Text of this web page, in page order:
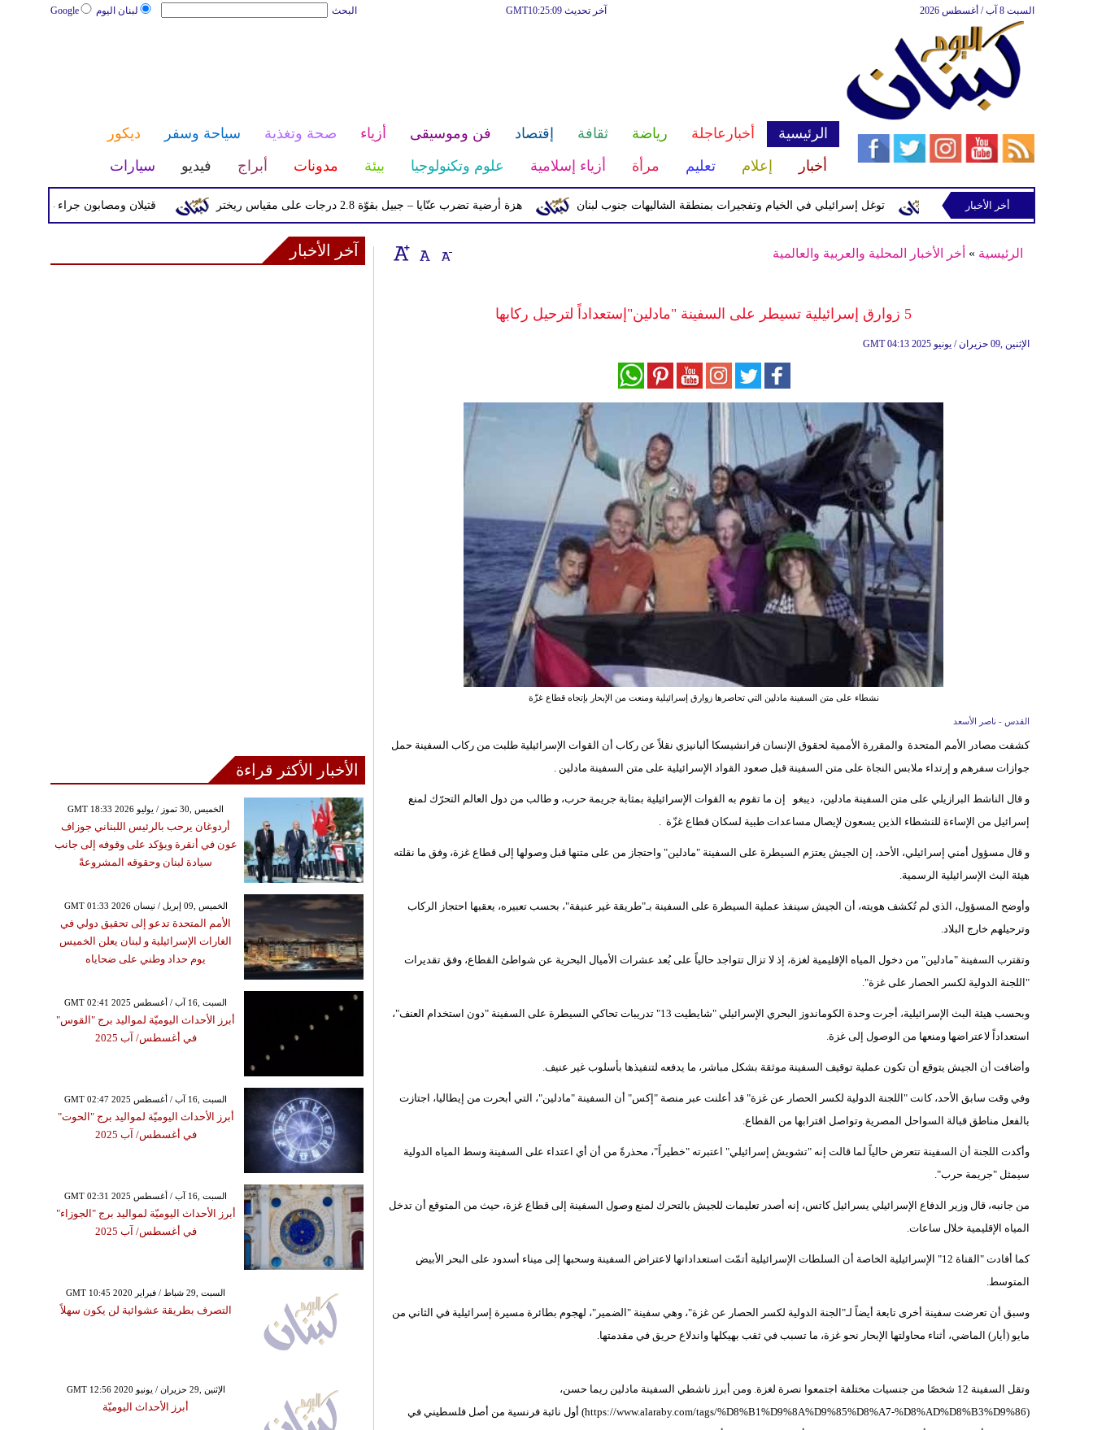
لبنان اليوم Google البحث آخر تحديث GMT10:25:09 السبت 8 آب / أغسطس 2026
الرئيسية أخبارعاجلة رياضة ثقافة إقتصاد فن وموسيقى أزياء صحة وتغذية سياحة وسفر
ديكور
أخبار
إعلام تعليم مرأة أزياء إسلامية علوم وتكنولوجيا بيئة مدونات أبراج فيديو سيارات
قتيلان ومصابون جراء 14 غارة إسرائيلية على شرق وجنوب لبنان هزة أرضية تضرب عنّايا – جبيل بقوّة 2.8 درجات على مقياس ريختر توغل إسرائيلي في الخيام وتفجيرات بمنطقة الشاليهات جنوب لبنان في رب ثلاثين
أخر الأخبار
الرئيسية » أخر الأخبار المحلية والعربية والعالمية
5 زوارق إسرائيلية تسيطر على السفينة "مادلين"إستعداداً لترحيل ركابها
GMT 04:13 2025 الإثنين ,09 حزيران / يونيو
نشطاء على متن السفينة مادلين التي تحاصرها زوارق إسرائيلية ومنعت من الإبحار بإتجاه قطاع غزّة
القدس - ناصر الأسعد
كشفت مصادر الأمم المتحدة والمقررة الأممية لحقوق الإنسان فرانشيسكا ألبانيزي نقلاً عن ركاب أن القوات الإسرائيلية طلبت من ركاب السفينة حمل
جوازات سفرهم و إرتداء ملابس النجاة على متن السفينة قبل صعود القواد الإسرائيلية على متن السفينة مادلين .
و قال الناشط البرازيلي على متن السفينة مادلين، ديبغو إن ما تقوم به القوات الإسرائيلية بمثابة جريمة حرب، و طالب من دول العالم التحرّك لمنع
إسرائيل من الإساءة للنشطاء الذين يسعون لإيصال مساعدات طبية لسكان قطاع غزّة .
و قال مسؤول أمني إسرائيلي، الأحد، إن الجيش يعتزم السيطرة على السفينة "مادلين" واحتجاز من على متنها قبل وصولها إلى قطاع غزة، وفق ما نقلته
هيئة البث الإسرائيلية الرسمية.
وأوضح المسؤول، الذي لم تُكشف هويته، أن الجيش سينفذ عملية السيطرة على السفينة بـ"طريقة غير عنيفة"، بحسب تعبيره، يعقبها احتجاز الركاب
وترحيلهم خارج البلاد.
وتقترب السفينة "مادلين" من دخول المياه الإقليمية لغزة، إذ لا تزال تتواجد حالياً على بُعد عشرات الأميال البحرية عن شواطئ القطاع، وفق تقديرات
"اللجنة الدولية لكسر الحصار على غزة".
وبحسب هيئة البث الإسرائيلية، أجرت وحدة الكوماندوز البحري الإسرائيلي "شايطيت 13" تدريبات تحاكي السيطرة على السفينة "دون استخدام العنف"،
استعداداً لاعتراضها ومنعها من الوصول إلى غزة.
وأضافت أن الجيش يتوقع أن تكون عملية توقيف السفينة موثقة بشكل مباشر، ما يدفعه لتنفيذها بأسلوب غير عنيف.
وفي وقت سابق الأحد، كانت "اللجنة الدولية لكسر الحصار عن غزة" قد أعلنت عبر منصة "إكس" أن السفينة "مادلين"، التي أبحرت من إيطاليا، اجتازت
بالفعل مناطق قبالة السواحل المصرية وتواصل اقترابها من القطاع.
وأكدت اللجنة أن السفينة تتعرض حالياً لما قالت إنه "تشويش إسرائيلي" اعتبرته "خطيراً"، محذرةً من أن أي اعتداء على السفينة وسط المياه الدولية
سيمثل "جريمة حرب".
من جانبه، قال وزير الدفاع الإسرائيلي يسرائيل كاتس، إنه أصدر تعليمات للجيش بالتحرك لمنع وصول السفينة إلى قطاع غزة، حيث من المتوقع أن تدخل
المياه الإقليمية خلال ساعات.
كما أفادت "القناة 12" الإسرائيلية الخاصة أن السلطات الإسرائيلية أتمّت استعداداتها لاعتراض السفينة وسحبها إلى ميناء أسدود على البحر الأبيض
المتوسط.
وسبق أن تعرضت سفينة أخرى تابعة أيضاً لـ"الجنة الدولية لكسر الحصار عن غزة"، وهي سفينة "الضمير"، لهجوم بطائرة مسيرة إسرائيلية في الثاني من
مايو (أيار) الماضي، أثناء محاولتها الإبحار نحو غزة، ما تسبب في ثقب بهيكلها واندلاع حريق في مقدمتها.
وتقل السفينة 12 شخصًا من جنسيات مختلفة اجتمعوا نصرة لغزة. ومن أبرز ناشطي السفينة مادلين ريما حسن،
(https://www.alaraby.com/tags/%D8%B1%D9%8A%D9%85%D8%A7-%D8%AD%D8%B3%D9%86) أول نائبة فرنسية من أصل فلسطيني في
آخر الأخبار
الأخبار الأكثر قراءة
GMT 18:33 2026 الخميس ,30 تموز / يوليو
أردوغان يرحب بالرئيس اللبناني جوزاف
عون في أنقرة ويؤكد على وقوفه إلى جانب
سيادة لبنان وحقوقه المشروعةً
GMT 01:33 2026 الخميس ,09 إبريل / نيسان
الأمم المتحدة تدعو إلى تحقيق دولي في
الغارات الإسرائيلية و لبنان يعلن الخميس
يوم حداد وطني على ضحاياه
GMT 02:41 2025 السبت ,16 آب / أغسطس
أبرز الأحداث اليوميّة لمواليد برج "القوس"
في أغسطس/ آب 2025
GMT 02:47 2025 السبت ,16 آب / أغسطس
أبرز الأحداث اليوميّة لمواليد برج "الحوت"
في أغسطس/ آب 2025
GMT 02:31 2025 السبت ,16 آب / أغسطس
أبرز الأحداث اليوميّة لمواليد برج "الجوزاء"
في أغسطس/ آب 2025
GMT 10:45 2020 السبت ,29 شباط / فبراير
التصرف بطريقة عشوائية لن يكون سهلاً
GMT 12:56 2020 الإثنين ,29 حزيران / يونيو
أبرز الأحداث اليوميّة